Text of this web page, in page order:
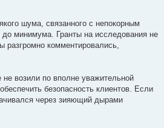
шума, связанного с непокорным
минимума. Гранты на исследования не
разгромно комментировались,
не возили по вполне уважительной
безопасность клиентов. Если
через зияющий дырами